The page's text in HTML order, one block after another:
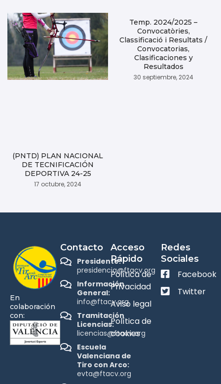
(PNTD) PLAN NACIONAL
DE TECNIFICACIÓN
DEPORTIVA 24-25
17 octubre, 2024
Temp. 2024/2025 –
Convocatòries,
Classificació i Resultats /
Convocatorias,
Clasificaciones y
Resultados
30 septiembre, 2024
En
colaboración
con:
Contacto
Presidente:
presidencia@ftacv.org
Información
General:
info@ftacv.org
Tramitación
Licencias:
licencias@ftacv.org
Escuela
Valenciana de
Tiro con Arco:
evta@ftacv.org
Acceso
Rápido
Política de
Privacidad
Aviso legal
Política de
cookies
Redes
Sociales
Facebook
Twitter